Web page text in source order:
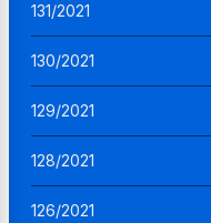
131/2021
130/2021
129/2021
128/2021
126/2021